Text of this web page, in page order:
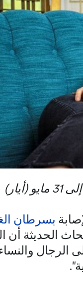
بسرطان
الحديثة أن
الرجال